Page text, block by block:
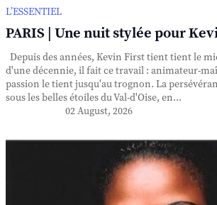
L’ESSENTIEL
PARIS | Une nuit stylée pour
Depuis des années, Kevin First tient tient le
d'une décennie, il fait ce travail : animateur-
passion le tient jusqu'au trognon. La
sous les belles étoiles du Val-d'Oise, en...
02 August, 2026